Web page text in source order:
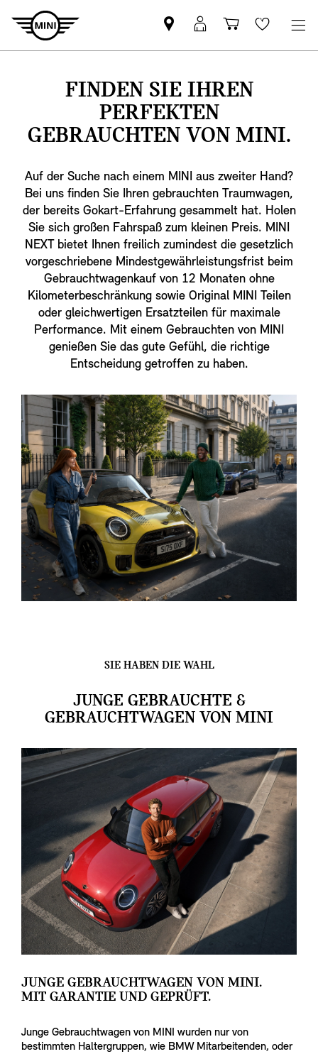
MINI
Partner
Mein
MINI
Shopping
cart
Wishlist
FINDEN SIE IHREN
PERFEKTEN
GEBRAUCHTEN VON MINI.
Auf der Suche nach einem MINI aus zweiter Hand?
Bei uns finden Sie Ihren gebrauchten Traumwagen,
der bereits Gokart-Erfahrung gesammelt hat. Holen
Sie sich großen Fahrspaß zum kleinen Preis. MINI
NEXT bietet Ihnen freilich zumindest die gesetzlich
vorgeschriebene Mindestgewährleistungsfrist beim
Gebrauchtwagenkauf von 12 Monaten ohne
Kilometerbeschränkung sowie Original MINI Teilen
oder gleichwertigen Ersatzteilen für maximale
Performance. Mit einem Gebrauchten von MINI
genießen Sie das gute Gefühl, die richtige
Entscheidung getroffen zu haben.
SIE HABEN DIE WAHL
JUNGE GEBRAUCHTE &
GEBRAUCHTWAGEN VON MINI
JUNGE GEBRAUCHTWAGEN VON MINI.
MIT GARANTIE UND GEPRÜFT.
Junge Gebrauchtwagen von MINI wurden nur von
bestimmten Haltergruppen, wie BMW Mitarbeitenden, oder